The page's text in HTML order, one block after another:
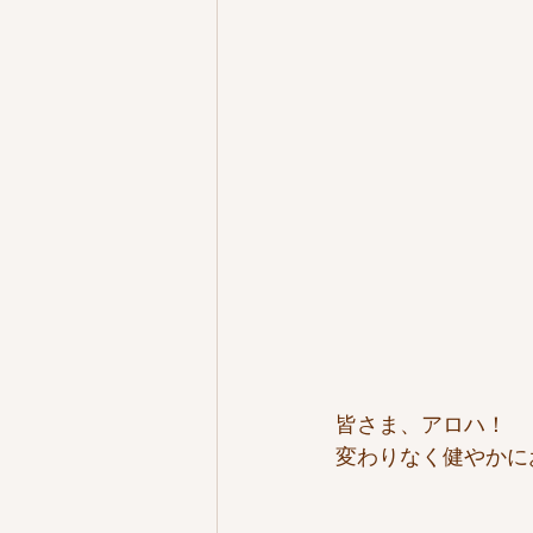
皆さま、アロハ！
変わりなく健やかに